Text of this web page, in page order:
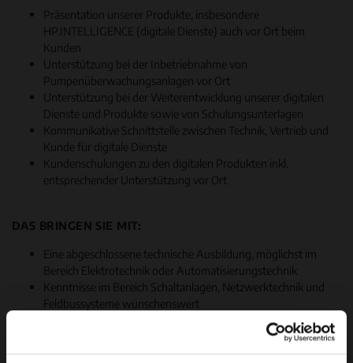
Präsentation unserer Produkte, insbesondere
HP.INTELLIGENCE (digitale Dienste) auch vor Ort beim
Kunden
Unterstützung bei der Inbetriebnahme von
Pumpenüberwachungsanlagen vor Ort
Unterstützung bei der Weiterentwicklung unserer digitalen
Dienste und Produkte sowie von Schulungsunterlagen
Kommunikative Schnittstelle zwischen Technik, Vertrieb und
Kunde für digitale Dienste
Kundenschulungen zu den digitalen Produkten inkl.
entsprechender Unterstützung vor Ort
DAS BRINGEN SIE MIT:
Eine abgeschlossene technische Ausbildung, möglichst im
Bereich Elektrotechnik oder Automatisierungstechnik
Kenntnisse im Bereich Schaltanlagen, Netzwerktechnik und
Feldbussysteme wünschenswert
Ausgeprägte Kommunikationsfähigkeit